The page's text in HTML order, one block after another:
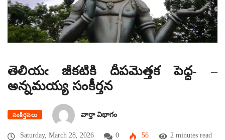
తెలియఁ జీకటికి దీపమెత్తక పెద్ద- –
అన్నమయ్య సంకీర్తన
సంకీర్తనలు వార్తా విభాగం
Saturday, March 28, 2026 0 56 2 minutes read